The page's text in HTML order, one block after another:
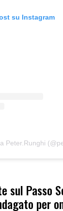
su Instagram
Peter.Runghi
sul Passo
per